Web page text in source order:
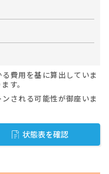
費用を基に算出していま
す。
される可能性が御座いま
状態表を確認